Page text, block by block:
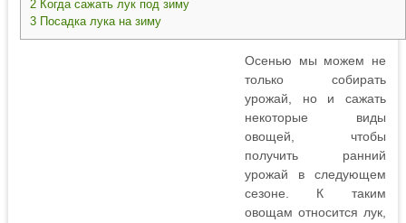
2Когда сажать лук под зиму
3Посадка лука на зиму
Осенью мы можем не
только собирать
урожай, но и сажать
некоторые виды
овощей, чтобы
получить ранний
урожай в следующем
сезоне. К таким
овощам относится лук,